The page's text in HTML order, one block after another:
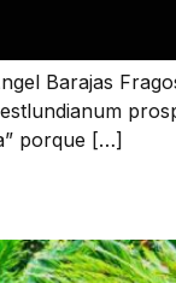
Barajas
porque […]